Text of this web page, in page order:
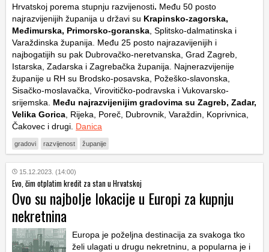
Hrvatskoj porema stupnju razvijenosti. Među 50 posto
najrazvijenijih županija u državi su Krapinsko-zagorska,
Međimurska, Primorsko-goranska , Splitsko-dalmatinska i
Varaždinska županija. Među 25 posto najrazavijenijih i
najbogatijih su pak Dubrovačko-neretvanska, Grad Zagreb,
Istarska, Zadarska i Zagrebačka županija. Najnerazvijenije
županije u RH su Brodsko-posavska, Požeško-slavonska,
Sisačko-moslavačka, Virovitičko-podravska i Vukovarsko-
srijemska. Među najrazvijenijim gradovima su Zagreb, Zadar,
Velika Gorica , Rijeka, Poreč, Dubrovnik, Varaždin, Koprivnica,
Čakovec i drugi. Danica
gradovi razvijenost županije
15.12.2023. (14:00)
Evo, čim otplatim kredit za stan u Hrvatskoj
Ovo su najbolje lokacije u Europi za kupnju
nekretnina
Europa je poželjna destinacija za svakoga tko
želi ulagati u drugu nekretninu, a popularna je i